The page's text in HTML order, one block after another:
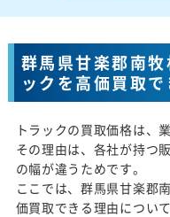
群馬県甘楽郡南
ックを高価買取
トラックの買取価格は、
その理由は、各社が持つ
の幅が違うためです。
ここでは、群馬県甘楽郡
価買取できる理由につい